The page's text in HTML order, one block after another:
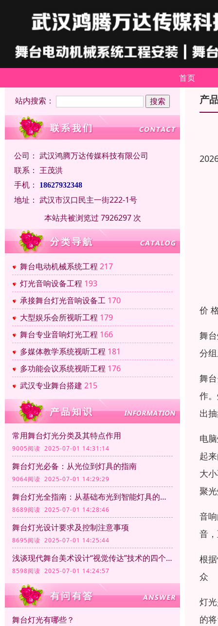
首页
站内搜索：
公司： 武汉鸿腾万达传媒科技有限公司
联系： 王茂洪
手机：
18627932348
地址： 武汉市汉口民主一街222-1号
本站共被浏览过 7926297 次
舞台电动机械系统工程 217
灯光音响设备工程 193
承接舞台灯光音响设备工 170
大型娱乐会所视听工程 179
舞台专业音响灯光工程 166
多媒体教学系统视听工程 181
多功能会议系统视听工程 176
武汉专业舞台搭建 215
常用舞台灯光分类及其特点作用
9005阅读 2025-07-01 14:31:14
舞台灯光必备：从光位到灯具的指南
9064阅读 2025-07-01 14:29:29
舞台灯光全指南：从基础布光到智能灯具的应用
8689阅读 2025-07-01 14:28:46
舞台灯光设计要求及控制注意事项
8695阅读 2025-07-01 14:25:44
浅谈现代舞台美术设计“视觉传达”技术的四个方面
8598阅读 2025-07-01 14:24:57
舞台灯光有哪些？
产
价
舞
分
舞
作
出
电
起
大
聚
音
音
根
众
灯
的